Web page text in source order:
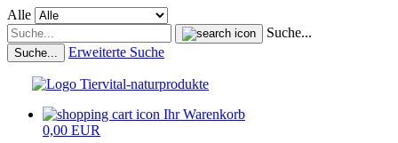
Alle
Suche...
Suche... Erweiterte Suche
Ihr Warenkorb
0,00 EUR